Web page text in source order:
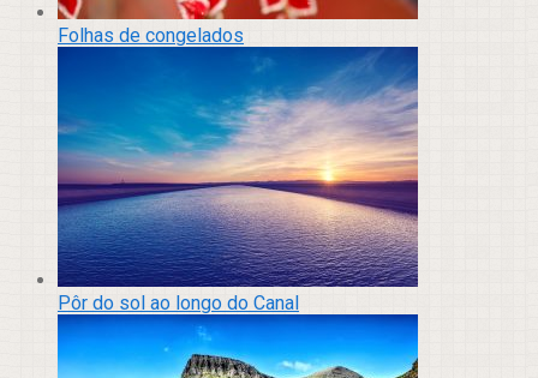
Folhas de congelados
Pôr do sol ao longo do Canal